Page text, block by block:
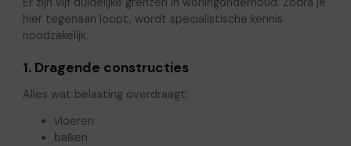
hier tegenaan loopt, wordt specialistische kennis
noodzakelijk.
1. Dragende constructies
Alles wat belasting overdraagt:
vloeren
balken